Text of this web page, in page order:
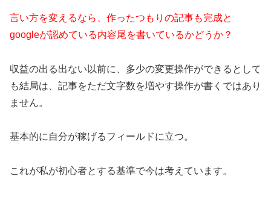
言い方を変えるなら、作ったつもりの記事も完成と
googleが認めている内容尾を書いているかどうか？
収益の出る出ない以前に、多少の変更操作ができるとして
も結局は、記事をただ文字数を増やす操作が書くではあり
ません。
基本的に自分が稼げるフィールドに立つ。
これが私が初心者とする基準で今は考えています。